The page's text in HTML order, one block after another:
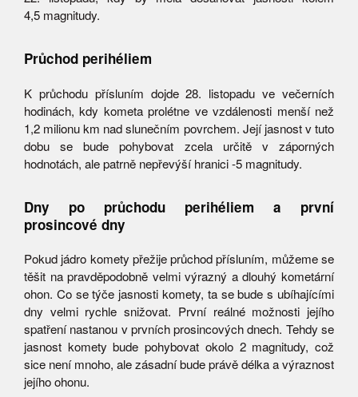
4,5 magnitudy.
Průchod perihéliem
K průchodu přísluním dojde 28. listopadu ve večerních
hodinách, kdy kometa prolétne ve vzdálenosti menší než
1,2 milionu km nad slunečním povrchem. Její jasnost v tuto
dobu se bude pohybovat zcela určitě v záporných
hodnotách, ale patrně nepřevýší hranici -5 magnitudy.
Dny po průchodu perihéliem a první
prosincové dny
Pokud jádro komety přežije průchod přísluním, můžeme se
těšit na pravděpodobně velmi výrazný a dlouhý kometární
ohon. Co se týče jasnosti komety, ta se bude s ubíhajícími
dny velmi rychle snižovat. První reálné možnosti jejího
spatření nastanou v prvních prosincových dnech. Tehdy se
jasnost komety bude pohybovat okolo 2 magnitudy, což
sice není mnoho, ale zásadní bude právě délka a výraznost
jejího ohonu.